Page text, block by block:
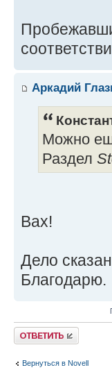
|
|
|
|
|
Yes |
|
|
Yes
|
No
+|
1 |
0x0009
||
|
||
|
Аркадий
Можно
Раздел
Вах!
Дело
Благодарю.
Ответить
Вернуться в Novell